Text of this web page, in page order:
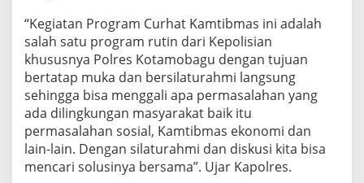
e
r
s
a
m
a
K
a
p
l
“Kegiatan Program Curhat Kamtibmas ini adalah
salah satu program rutin dari Kepolisian
khususnya Polres Kotamobagu dengan tujuan
bertatap muka dan bersilaturahmi langsung
sehingga bisa menggali apa permasalahan yang
ada dilingkungan masyarakat baik itu
permasalahan sosial, Kamtibmas ekonomi dan
lain-lain. Dengan silaturahmi dan diskusi kita bisa
mencari solusinya bersama”. Ujar Kapolres.